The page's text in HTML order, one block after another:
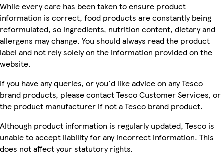
While every care has been taken to ensure product
information is correct, food products are constantly being
reformulated, so ingredients, nutrition content, dietary and
allergens may change. You should always read the product
label and not rely solely on the information provided on the
website.
If you have any queries, or you'd like advice on any Tesco
brand products, please contact Tesco Customer Services, or
the product manufacturer if not a Tesco brand product.
Although product information is regularly updated, Tesco is
unable to accept liability for any incorrect information. This
does not affect your statutory rights.